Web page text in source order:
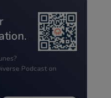
Podcast on